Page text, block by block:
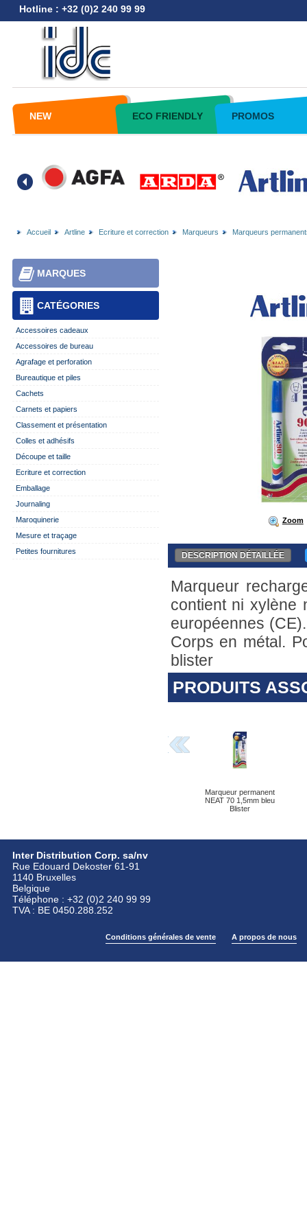
Hotline : +32 (0)2 240 99 99
NEW ECO FRIENDLY PROMOS
Accueil Artline Ecriture et correction Marqueurs Marqueurs
CATÉGORIES
MARQUES
Accessoires cadeaux
Accessoires de bureau
Agrafage et perforation
Bureautique et piles
Cachets
Carnets et papiers
Classement et présentation
Colles et adhésifs
Découpe et taille
Ecriture et correction
Emballage
Journaling
Maroquinerie
Mesure et traçage
Petites fournitures
Zoom
DESCRIPTION DÉTAILLÉE
Marqueur
contient ni xylène
européennes
Corps en métal.
blister
PRODUITS
Marqueur permanent
NEAT 70 1,5mm bleu
Blister
Inter Distribution Corp. sa/nv
Rue Edouard Dekoster 61-91
1140 Bruxelles
Belgique
Téléphone : +32 (0)2 240 99 99
TVA : BE 0450.288.252
Conditions générales de vente A propos de nous